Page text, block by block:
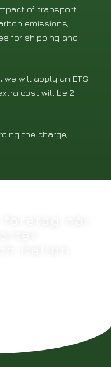
of transport.
emissions,
for shipping and
we will apply an ETS
cost will be 2
the charge,